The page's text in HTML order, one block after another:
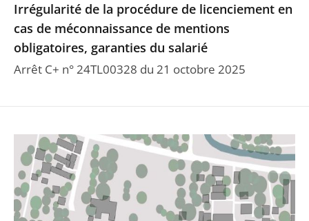
Irrégularité de la procédure de licenciement en
cas de méconnaissance de mentions
obligatoires, garanties du salarié
Arrêt C+ n° 24TL00328 du 21 octobre 2025